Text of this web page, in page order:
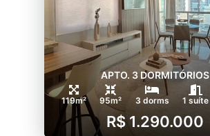
APTO. 3 DORMITÓRIOS
119m² 95m² 3 dorms 1 suíte
R$ 1.290.000